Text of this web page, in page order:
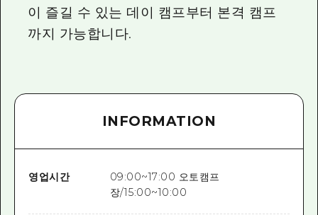
이 즐길 수 있는 데이 캠프부터 본격 캠프
까지 가능합니다.
INFORMATION
영업시간
09:00~17:00 오토캠프
장/15:00~10:00